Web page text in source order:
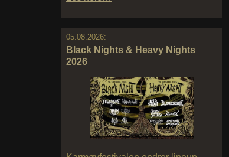
05.08.2026:
Black Nights & Heavy Nights
2026